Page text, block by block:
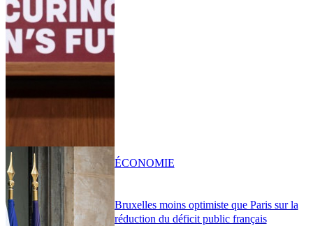
Bruxelles moins optimiste que Paris sur la
réduction du déficit public français
ÉCONOMIE